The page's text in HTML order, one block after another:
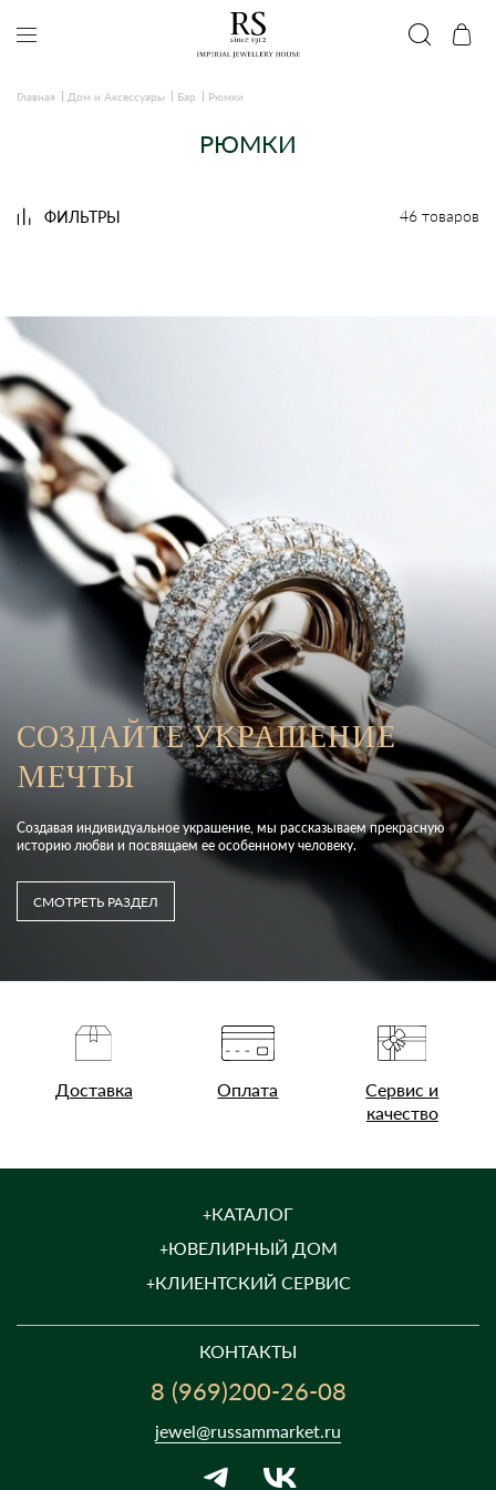
Главная Дом и Аксессуары Бар Рюмки
РЮМКИ
ФИЛЬТРЫ 46 товаров
СОЗДАЙТЕ УКРАШЕНИЕ
МЕЧТЫ
Создавая индивидуальное украшение, мы рассказываем прекрасную
историю любви и посвящаем ее особенному человеку.
СМОТРЕТЬ РАЗДЕЛ
Доставка Оплата
Сервис и
качество
КАТАЛОГ
ЮВЕЛИРНЫЙ ДОМ
КЛИЕНТСКИЙ СЕРВИС
КОНТАКТЫ
8 (969)200-26-08
jewel@russammarket.ru